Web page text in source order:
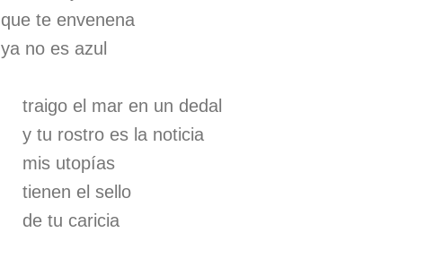
que te envenena
ya no es azul
traigo el mar en un dedal
y tu rostro es la noticia
mis utopías
tienen el sello
de tu caricia